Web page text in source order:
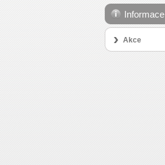
Informace
Akce